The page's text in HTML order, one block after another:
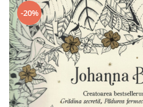
Dezvoltare personala
Spiritualitate
Arta
AUDIOBOOK
Business, Economie
Carti pentru copii
-20%